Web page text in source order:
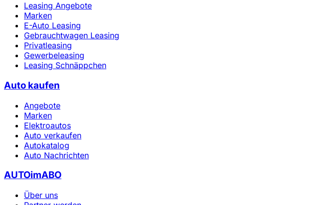
Leasing Angebote
Marken
E-Auto Leasing
Gebrauchtwagen Leasing
Privatleasing
Gewerbeleasing
Leasing Schnäppchen
Auto kaufen
Angebote
Marken
Elektroautos
Auto verkaufen
Autokatalog
Auto Nachrichten
AUTOimABO
Über uns